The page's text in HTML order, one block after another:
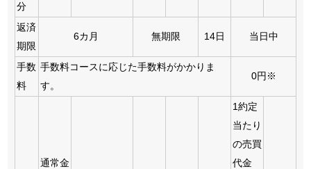
分
返済
期限
6カ月 無期限 14日 当日中
手数
料
手数料コースに応じた手数料がかかりま
す。
0円※
通常金
1約定
当たり
の売買
代金